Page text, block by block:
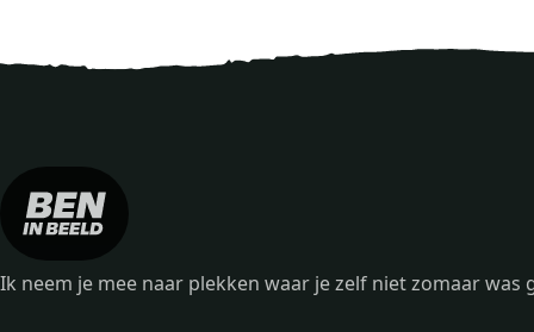
Ik neem je mee naar plekken waar je zelf niet zomaar was